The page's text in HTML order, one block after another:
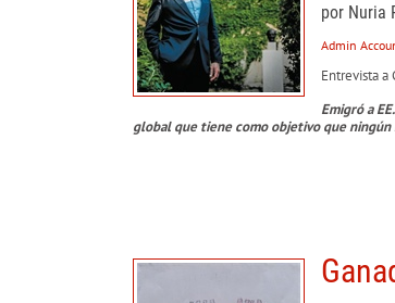
por Nuria
Admin
Entrevista
Emigró a
global que tiene como objetivo que